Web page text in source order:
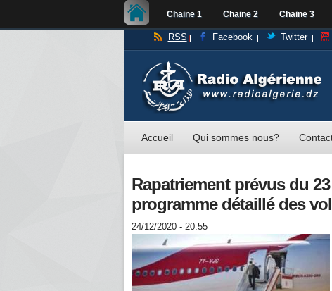
Chaine 1 Chaine 2 Chaine 3
RSS Facebook Twitter
Accueil Qui sommes nous?
Rapatriement prévus du
programme détaillé des
24/12/2020 - 20:55